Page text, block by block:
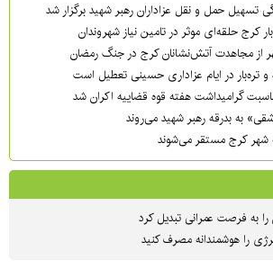
حمل و نقل عزاداران رهبر شهید برگزار شد
کرج حلقه‌ای موثر در تامین نیاز شهروندان
از مجاهدت آتش‌نشانان کرج در جنگ رمضان
و تره‌بار در ایام عزاداری حسینی تعطیل است
گرامیداشت هفته قوه قضاییه اکران شد
به بدرقه رهبر شهید می‌روند
به فرصت عمرانی تبدیل کرد
را هوشمندانه مصرف کنید